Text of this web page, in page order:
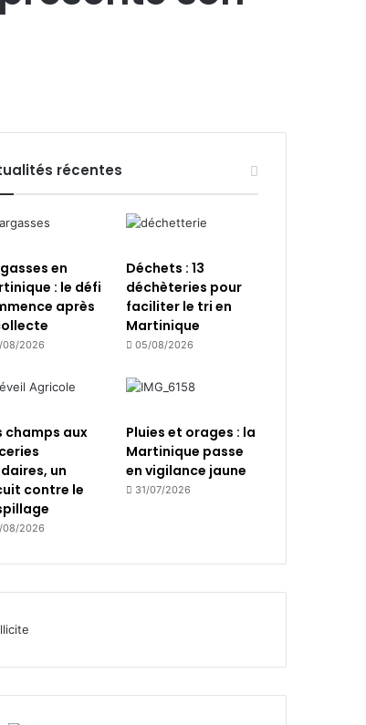
récentes
en
: le défi
après
08/2026
Déchets : 13
déchèteries pour
faciliter le tri en
Martinique
05/08/2026
champs aux
un
contre le
08/2026
Pluies et orages : la
Martinique passe
en vigilance jaune
31/07/2026